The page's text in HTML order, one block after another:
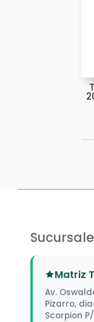
Matriz
Av.
Pizarro,
Scorpion